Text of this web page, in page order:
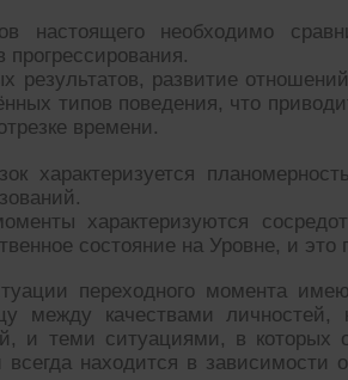
настоящего необходимо
прогрессирования.
результатов, развитие
типов поведения, что
времени.
характеризуется
характеризуются
состояние на Уровне, и
переходного момента
между качествами личностей,
и теми ситуациями, в которых
находится в зависимости